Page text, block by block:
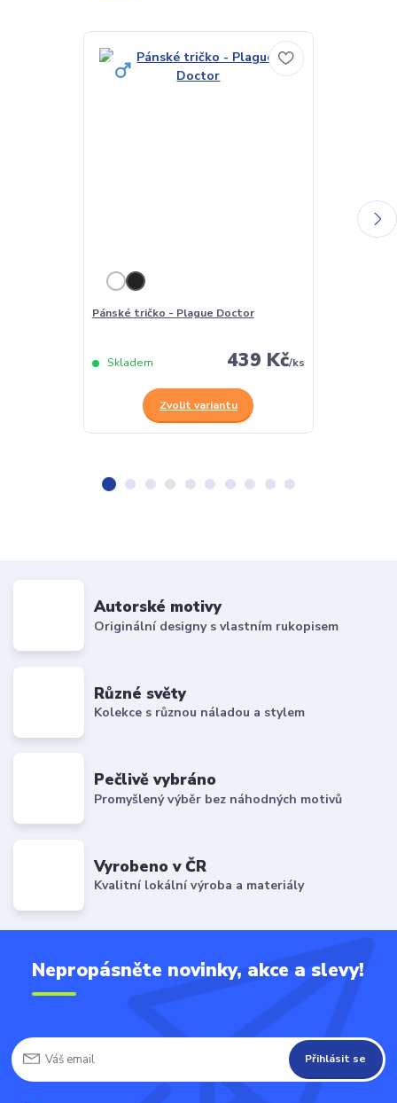
Pánské tričko - Plague Doctor
439 Kč/ks
Skladem
Zvolit variantu
Autorské motivy
Originální designy s vlastním rukopisem
Různé světy
Kolekce s různou náladou a stylem
Pečlivě vybráno
Promyšlený výběr bez náhodných motivů
Vyrobeno v ČR
Kvalitní lokální výroba a materiály
Nepropásněte novinky, akce a slevy!
Přihlásit se